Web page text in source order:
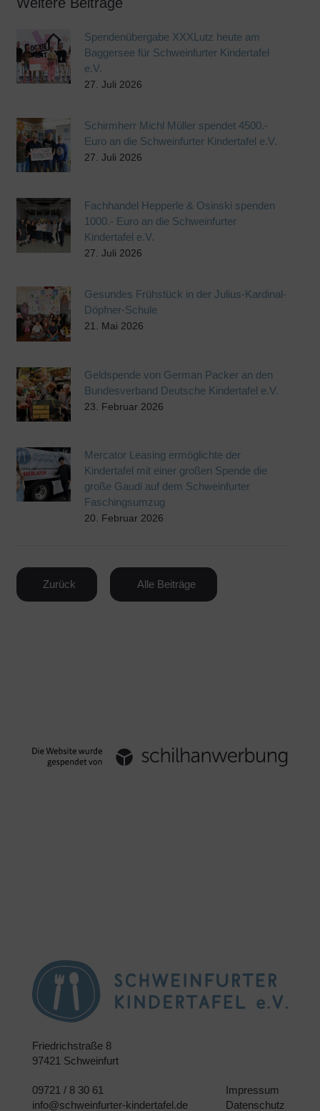
Spendenübergabe XXXLutz heute am
Baggersee für Schweinfurter Kindertafel
e.V.
27. Juli 2026
Schirmherr Michl Müller spendet 4500.-
Euro an die Schweinfurter Kindertafel e.V.
27. Juli 2026
Fachhandel Hepperle & Osinski spenden
1000.- Euro an die Schweinfurter
Kindertafel e.V.
27. Juli 2026
Gesundes Frühstück in der Julius-Kardinal-
Döpfner-Schule
21. Mai 2026
Geldspende von German Packer an den
Bundesverband Deutsche Kindertafel e.V.
23. Februar 2026
Mercator Leasing ermöglichte der
Kindertafel mit einer großen Spende die
große Gaudi auf dem Schweinfurter
Faschingsumzug
20. Februar 2026
Zurück Alle Beiträge
Friedrichstraße 8
97421 Schweinfurt
09721 / 8 30 61
info@schweinfurter-kindertafel.de
Impressum
Datenschutz